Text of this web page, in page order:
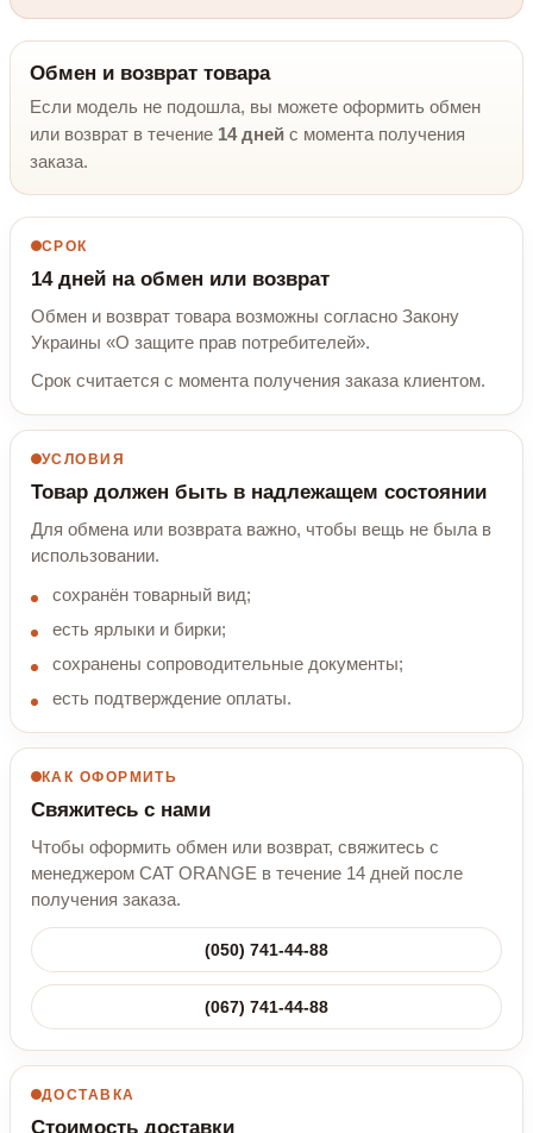
Обмен и возврат товара
Если модель не подошла, вы можете оформить обмен
или возврат в течение 14 дней с момента получения
заказа.
СРОК
14 дней на обмен или возврат
Обмен и возврат товара возможны согласно Закону
Украины «О защите прав потребителей».
Срок считается с момента получения заказа клиентом.
УСЛОВИЯ
Товар должен быть в надлежащем состоянии
Для обмена или возврата важно, чтобы вещь не была в
использовании.
сохранён товарный вид;
есть ярлыки и бирки;
сохранены сопроводительные документы;
есть подтверждение оплаты.
КАК ОФОРМИТЬ
Свяжитесь с нами
Чтобы оформить обмен или возврат, свяжитесь с
менеджером CAT ORANGE в течение 14 дней после
получения заказа.
(050) 741-44-88
(067) 741-44-88
ДОСТАВКА
Стоимость доставки